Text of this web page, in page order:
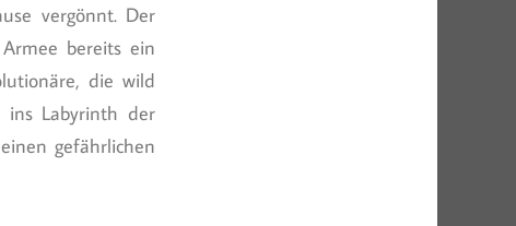
vergönnt. Der
bereits ein
die wild
ins Labyrinth der
gefährlichen